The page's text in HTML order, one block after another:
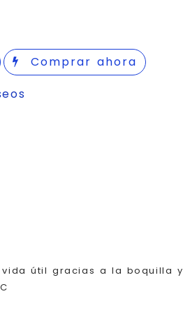
Comprar ahora
vida útil gracias a la boquilla y